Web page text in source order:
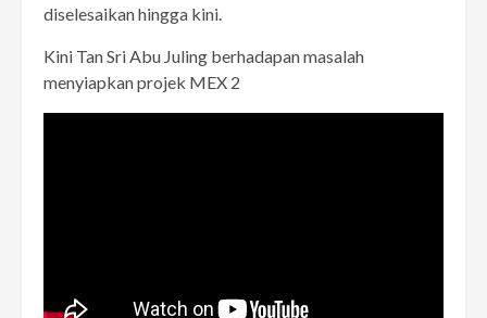
diselesaikan hingga kini.
Kini Tan Sri Abu Juling berhadapan masalah
menyiapkan projek MEX 2